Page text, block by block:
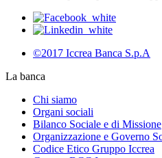
©2017 Iccrea Banca S.p.A
La banca
Chi siamo
Organi sociali
Bilanco Sociale e di Missione
Organizzazione e Governo
Codice Etico Gruppo Iccrea